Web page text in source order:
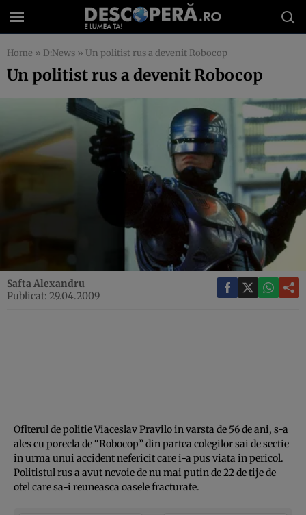
Home » D:News » Un politist rus a devenit Robocop
Un politist rus a devenit Robocop
Safta Alexandru
Publicat: 29.04.2009
Ofiterul de politie Viaceslav Pravilo in varsta de 56 de ani, s-a
ales cu porecla de “Robocop” din partea colegilor sai de sectie
in urma unui accident nefericit care i-a pus viata in pericol.
Politistul rus a avut nevoie de nu mai putin de 22 de tije de
otel care sa-i reuneasca oasele fracturate.